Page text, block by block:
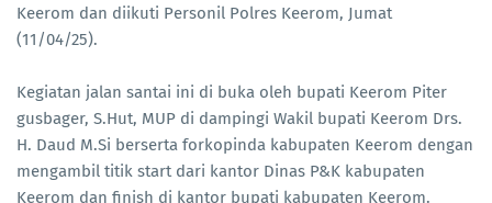
Keerom dan diikuti Personil Polres Keerom, Jumat
(11/04/25).
Kegiatan jalan santai ini di buka oleh bupati Keerom Piter
gusbager, S.Hut, MUP di dampingi Wakil bupati Keerom Drs.
H. Daud M.Si berserta forkopinda kabupaten Keerom dengan
mengambil titik start dari kantor Dinas P&K kabupaten
Keerom dan finish di kantor bupati kabupaten Keerom.